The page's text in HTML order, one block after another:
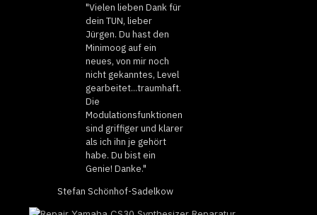
"Vielen lieben Dank für
dein TUN, lieber
Jürgen. Du hast den
Minimoog auf ein
neues, von mir noch
nicht gekanntes, Level
gearbeitet...traumhaft.
Die
Modulationsfunktionen
sind griffiger und klarer
als ich ihn je gehört
habe. Du bist ein
Genie! Danke."
Stefan Schönhof-Sadelkow